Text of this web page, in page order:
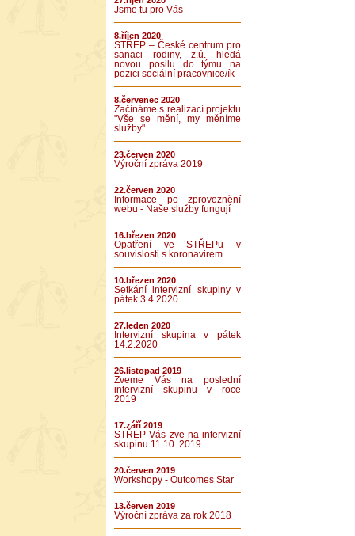
Jsme tu pro Vás
8.říjen 2020
STŘEP – České centrum pro
sanaci rodiny, z.ú. hledá
novou posilu do týmu na
pozici sociální pracovnice/ík
8.červenec 2020
Začínáme s realizací projektu
"Vše se mění, my měníme
služby"
23.červen 2020
Výroční zpráva 2019
22.červen 2020
Informace po zprovoznění
webu - Naše služby fungují
16.březen 2020
Opatření ve STŘEPu v
souvislosti s koronavirem
10.březen 2020
Setkání intervizní skupiny v
pátek 3.4.2020
27.leden 2020
Intervizní skupina v pátek
14.2.2020
26.listopad 2019
Zveme Vás na poslední
intervizní skupinu v roce
2019
17.září 2019
STŘEP Vás zve na intervizní
skupinu 11.10. 2019
20.červen 2019
Workshopy - Outcomes Star
13.červen 2019
Výroční zpráva za rok 2018